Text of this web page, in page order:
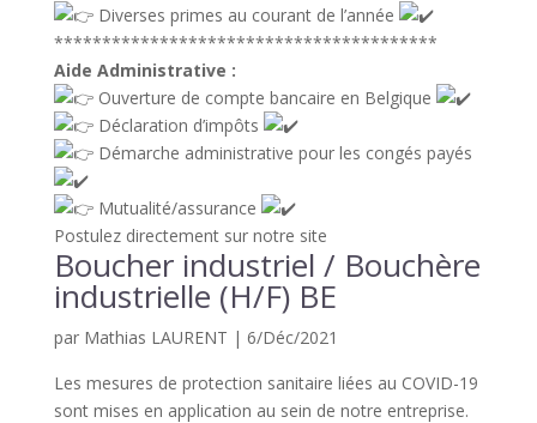
Diverses primes au courant de l’année
****************************************
Aide Administrative :
Ouverture de compte bancaire en Belgique
Déclaration d’impôts
Démarche administrative pour les congés payés
Mutualité/assurance
Postulez directement sur notre site
Boucher industriel / Bouchère
industrielle (H/F) BE
par Mathias LAURENT | 6/Déc/2021
Les mesures de protection sanitaire liées au COVID-19
sont mises en application au sein de notre entreprise.